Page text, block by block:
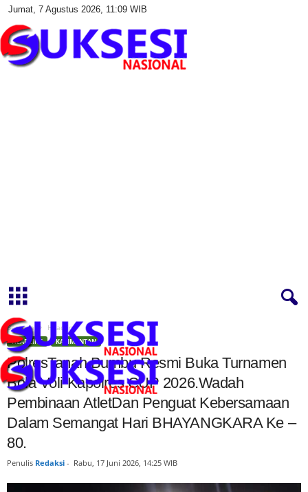
Jumat, 7 Agustus 2026, 11:09 WIB
Beranda Headline
HEADLINE KALIMANTAN
PolresTanah Bumbu Resmi Buka Turnamen
Bola Voli Kapolres CUP 2026.Wadah
Pembinaan AtletDan Penguat Kebersamaan
Dalam Semangat Hari BHAYANGKARA Ke –
80.
Penulis Redaksi - Rabu, 17 Juni 2026, 14:25 WIB